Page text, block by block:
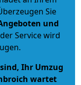
Sie
und
Service wird
Ihr Umzug
wartet